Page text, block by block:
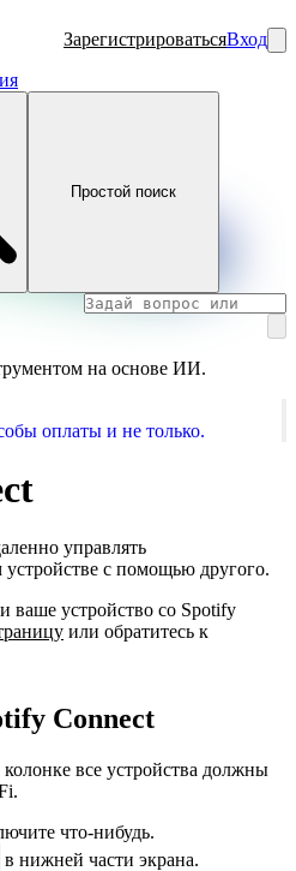
ЗарегистрироватьсяВход
Простой поиск
на основе ИИ.
оплаты и не только.
управлять
с помощью другого.
ваше устройство со Spotify
или обратитесь к
Connect
все устройства должны
что-нибудь.
в нижней части экрана.